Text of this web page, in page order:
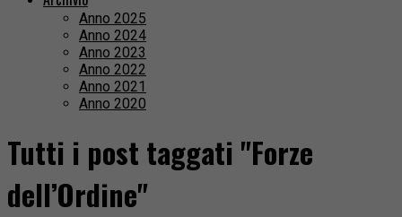
Anno 2025
Anno 2024
Anno 2023
Anno 2022
Anno 2021
Anno 2020
Tutti i post taggati "Forze
dell’Ordine"